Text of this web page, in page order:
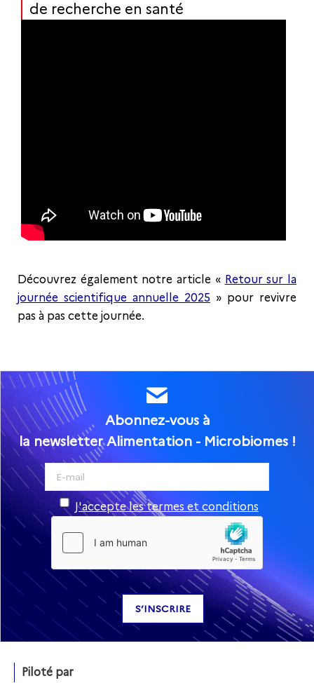
de recherche en santé
Découvrez également notre article « Retour sur la
journée scientifique annuelle 2025 » pour revivre
pas à pas cette journée.
Abonnez-vous à
la newsletter Alimentation - Microbiomes !
J'accepte les termes et conditions
Piloté par